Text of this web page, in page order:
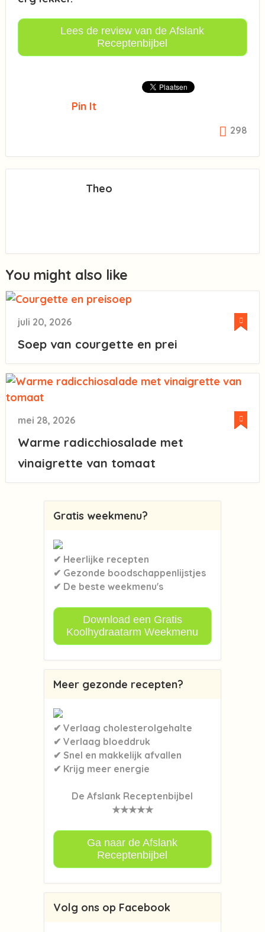
Lees de review van de Afslank
Receptenbijbel
Pin It
298
Theo
You might also like
juli 20, 2026
Soep van courgette en prei
mei 28, 2026
Warme radicchiosalade met
vinaigrette van tomaat
Gratis weekmenu?
✔ Heerlijke recepten
✔ Gezonde boodschappenlijstjes
✔ De beste weekmenu's
Download een Gratis
Koolhydraatarm Weekmenu
Meer gezonde recepten?
✔ Verlaag cholesterolgehalte
✔ Verlaag bloeddruk
✔ Snel en makkelijk afvallen
✔ Krijg meer energie
De Afslank Receptenbijbel
★★★★★
Ga naar de Afslank
Receptenbijbel
Volg ons op Facebook